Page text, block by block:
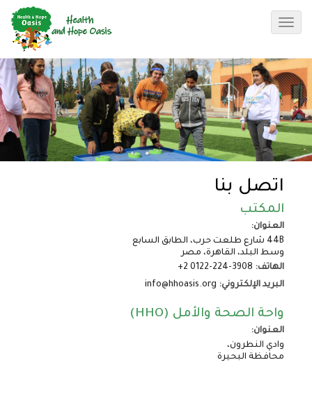
Toggle
navigation
اتصل بنا
المكتب
العنوان:
44B شارع طلعت حرب، الطابق السابع
وسط البلد، القاهرة، مصر
الهاتف: ‪+2 0122-224-3908
البريد الإلكتروني:
واحة الصحة والأمل (HHO)
العنوان:
وادي النطرون،
محافظة البحيرة